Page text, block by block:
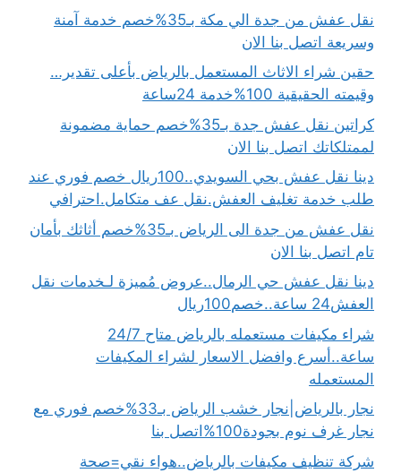
نقل عفش من جدة الي مكة بـ35%خصم خدمة آمنة
وسريعة اتصل بنا الان
حقين شراء الاثاث المستعمل بالرياض بأعلى تقدير…
وقيمته الحقيقية 100%خدمة 24ساعة
كراتين نقل عفش جدة بـ35%خصم حماية مضمونة
لممتلكاتك اتصل بنا الان
دينا نقل عفش بحي السويدي..100ريال خصم فوري عند
طلب خدمة تغليف العفش.نقل عف متكامل.احترافي
نقل عفش من جدة الى الرياض بـ35%خصم أثاثك بأمان
تام اتصل بنا الان
دينا نقل عفش حي الرمال..عروض مُميزة لـخدمات نقل
العفش24 ساعة..خصم100ريال
شراء مكيفات مستعمله بالرياض متاح 24/7
ساعة..أسرع وافضل الاسعار لشراء المكيفات
المستعمله
نجار بالرياض|نجار خشب الرياض بـ33%خصم فوري مع
نجار غرف نوم بجودة100%اتصل بنا
شركة تنظيف مكيفات بالرياض..هواء نقي=صحة